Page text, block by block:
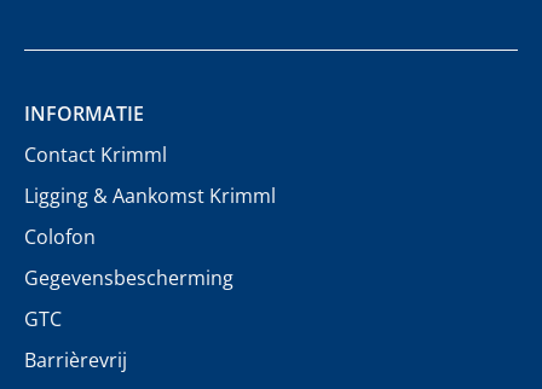
INFORMATIE
Contact Krimml
Ligging & Aankomst Krimml
Colofon
Gegevensbescherming
GTC
Barrièrevrij